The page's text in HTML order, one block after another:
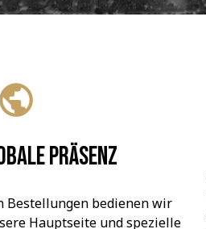
Präsenz
Bestellungen bedienen wir
Hauptseite und spezielle